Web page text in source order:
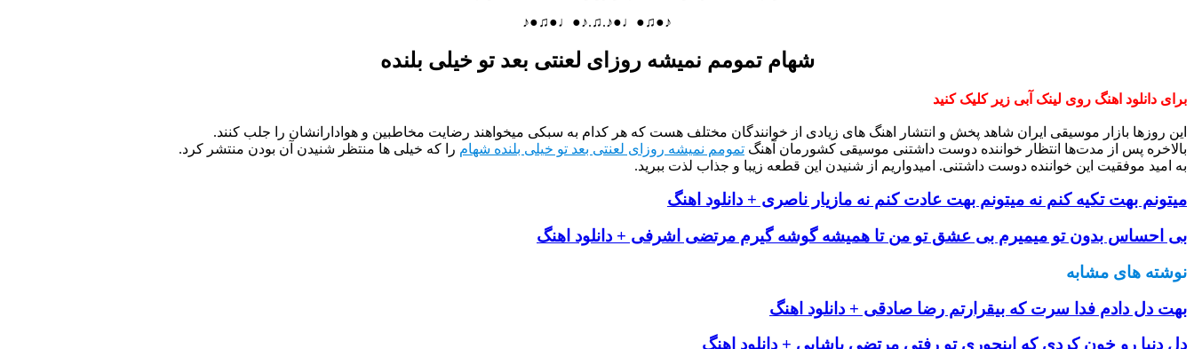
♪●♫●♩●♪.♫.♪●♩●♫●♪
شهام تمومم نمیشه روزای لعنتی بعد تو خیلی بلنده
برای دانلود اهنگ روی لینک آبی زیر کلیک کنید
این روزها بازار موسیقی ایران شاهد پخش و انتشار اهنگ های زیادی از خوانندگان مختلف هست که هر کدام به سبکی میخواهند رضایت مخاطبین و هوادارانشان را جلب کنند.
بالاخره پس از مدت‌ها انتظار خواننده دوست داشتنی موسیقی کشورمان آهنگ تمومم نمیشه روزای لعنتی بعد تو خیلی بلنده شهام را که خیلی ها منتظر شنیدن آن بودن منتشر کرد.
به امید موفقیت این خواننده دوست داشتنی. امیدواریم از شنیدن این قطعه زیبا و جذاب لذت ببرید.
میتونم بهت تکیه کنم نه میتونم بهت عادت کنم نه مازیار ناصری + دانلود اهنگ
بی احساس بدون تو میمیرم بی عشق تو من تا همیشه گوشه گیرم مرتضی اشرفی + دانلود اهنگ
نوشته های مشابه
بهت دل دادم فدا سرت که بیقرارتم رضا صادقی + دانلود اهنگ
دل دنیا رو خون کردی که اینجوری تو رفتی مرتضی پاشایی + دانلود اهنگ